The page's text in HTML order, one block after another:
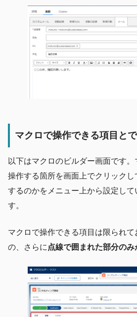
マクロで操作できる項目と
以下はマクロのビルダー画面です。
操作する箇所を画面上でクリック
するのかをメニュー上から設定して
す。
マクロで操作できる項目は限られ
の、さらに 点線で囲まれた部分の